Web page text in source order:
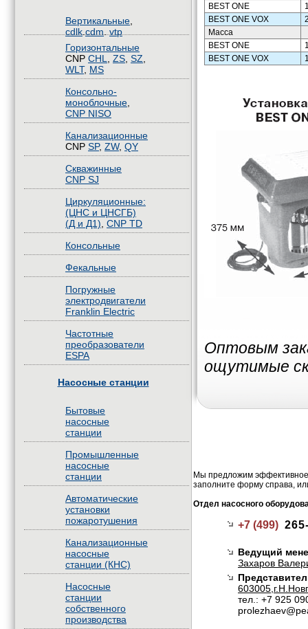
Вертикальные
cdlk cdm vtp
Горизонтальные
CNP CHL ZS SZ
WLT, MS
Консольно-
моноблочные
CNP NISO
Канализационные
CNP SP, ZW, QY
Скважинные
CNP SJ
Циркуляционные:
(ЦНС и ЦНСГБ)
(Д и Д1) CNP TD
Консольные
Фекальные
Погружные
электродвигатели
Franklin Electric
Частотные
преобразователи
ESPA
Насосные станции
Бытовые
насосные
станции
Промышленные
насосные
станции
Автоматические
установки
пожаротушения
Канализационные
насосные
станции (КНС)
Насосные
станции
собственного
производства
BEST ONE
BEST ONE VOX
Масса
BEST ONE
BEST ONE VOX
Оптовым
ощутимые
Мы предложим эффективное
заполните форму справа,
Отдел насосного
+7 (499)
Ведущий
Захаров
тел.: +7 925